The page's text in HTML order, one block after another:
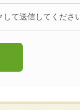
て送信してくださ